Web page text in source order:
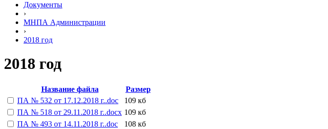
Документы
›
МНПА Администрации
›
2018 год
2018 год
Название файла
Размер
ПА № 532 от 17.12.2018 г..doc
109 кб
ПА № 518 от 29.11.2018 г..docx 109 кб
ПА № 493 от 14.11.2018 г..doc
108 кб